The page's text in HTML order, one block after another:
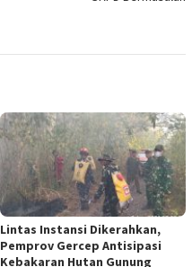
Lintas Instansi Dikerahkan,
Pemprov Gercep Antisipasi
Kebakaran Hutan Gunung